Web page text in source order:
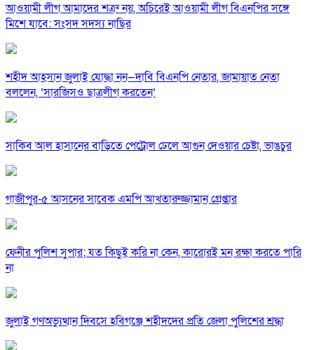
আওয়ামী লীগ আমাদের শত্রু নয়, অচিরেই আওয়ামী লীগ বিএনপির সঙ্গে
মিশে যাবে: সংসদ সদস্য নাছির
শহীদ আহসান জুলাই যোদ্ধা নন—দাবি বিএনপি নেতার, জামায়াত নেতা
বললেন, ‘সারজিসও ছাত্রলীগ করতেন’
সাকিব আল হাসানের বাড়িতে পেট্রোল ঢেলে আগুন দেওয়ার চেষ্টা, ভাঙচুর
গাজীপুর-৫ আসনের সাবেক এমপি আখতারুজ্জামান গ্রেপ্তার
ফেনীর পুলিশ সুপার; যত কিছুই করি না কেন, কারোরই মন রক্ষা করতে পারি
না
জুলাই গণঅভ্যুত্থান দিবসে হবিগঞ্জে শহীদদের প্রতি জেলা পুলিশের শ্রদ্ধা